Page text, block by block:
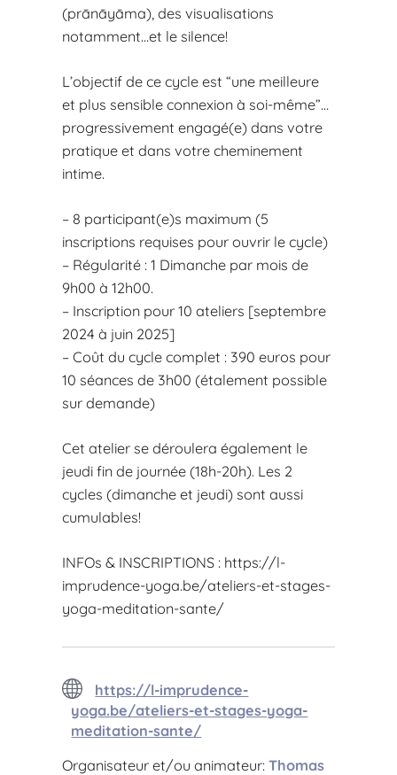
(prānāyāma), des visualisations
notamment…et le silence!
L’objectif de ce cycle est “une meilleure
et plus sensible connexion à soi-même”…
progressivement engagé(e) dans votre
pratique et dans votre cheminement
intime.
– 8 participant(e)s maximum (5
inscriptions requises pour ouvrir le cycle)
– Régularité : 1 Dimanche par mois de
9h00 à 12h00.
– Inscription pour 10 ateliers [septembre
2024 à juin 2025]
– Coût du cycle complet : 390 euros pour
10 séances de 3h00 (étalement possible
sur demande)
Cet atelier se déroulera également le
jeudi fin de journée (18h-20h). Les 2
cycles (dimanche et jeudi) sont aussi
cumulables!
INFOs & INSCRIPTIONS : https://l-
imprudence-yoga.be/ateliers-et-stages-
yoga-meditation-sante/
https://l-imprudence-
yoga.be/ateliers-et-stages-yoga-
meditation-sante/
Organisateur et/ou animateur: Thomas